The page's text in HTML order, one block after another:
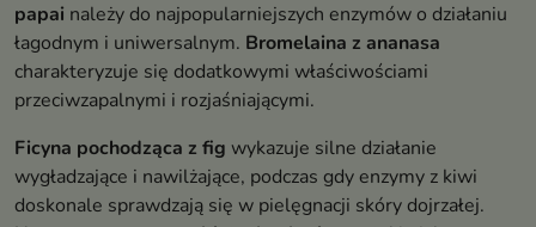
papai należy do najpopularniejszych enzymów o działaniu
łagodnym i uniwersalnym. Bromelaina z ananasa
charakteryzuje się dodatkowymi właściwościami
przeciwzapalnymi i rozjaśniającymi.
Ficyna pochodząca z fig wykazuje silne działanie
wygładzające i nawilżające, podczas gdy enzymy z kiwi
doskonale sprawdzają się w pielęgnacji skóry dojrzałej.